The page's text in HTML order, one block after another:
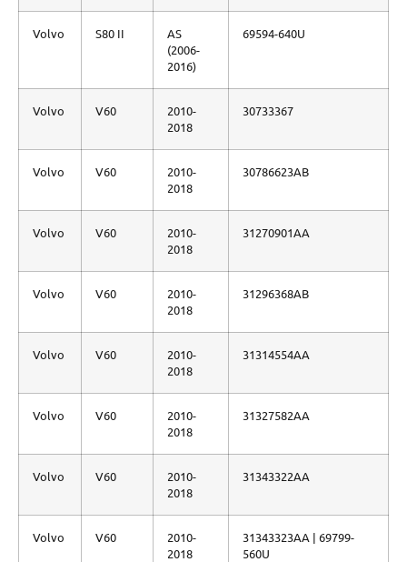
Volvo S80 II
AS
(2006-
2016)
69594-640U
Volvo V60
2010-
2018
30733367
Volvo V60
2010-
2018
30786623AB
Volvo V60
2010-
2018
31270901AA
Volvo V60
2010-
2018
31296368AB
Volvo V60
2010-
2018
31314554AA
Volvo V60
2010-
2018
31327582AA
Volvo V60
2010-
2018
31343322AA
Volvo V60
2010-
2018
31343323AA | 69799-
560U